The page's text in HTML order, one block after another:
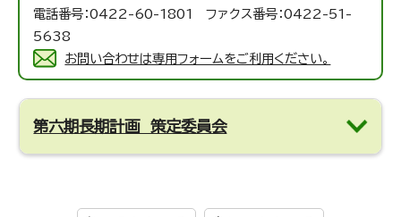
電話番号：0422-60-1801 ファクス番号：0422-51-
5638
お問い合わせは専用フォームをご利用ください。
第六期長期計画 策定委員会